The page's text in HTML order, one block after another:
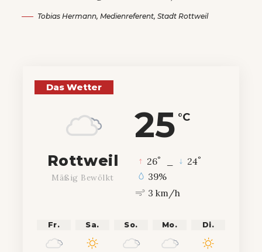
Tobias Hermann, Medienreferent, Stadt Rottweil
Das Wetter
25 °C
Rottweil
Mäßig Bewölkt
26° 24°
39%
3 km/h
Fr. Sa. So. Mo. Di.